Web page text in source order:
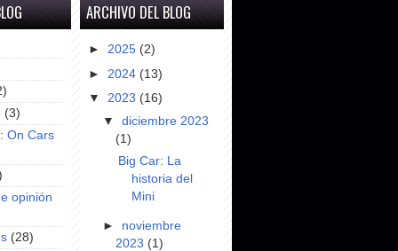
(3)
On Cars
opinión
(28)
ARCHIVO DEL BLOG
► 2025 (2)
► 2024 (13)
▼ 2023 (16)
▼diciembre 2023
(1)
Big Car: La
historia del
Mini
► noviembre
2023 (1)